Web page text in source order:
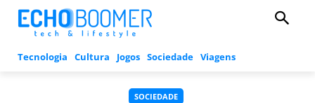
Tecnologia Cultura Jogos Sociedade Viagens
SOCIEDADE